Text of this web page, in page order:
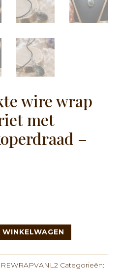
wire wrap
met
–
Categorieën: